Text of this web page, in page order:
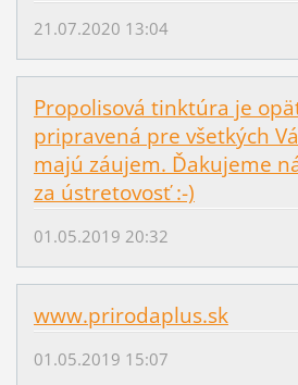
21.07.2020 13:04
Propolisová tinktúra je
pripravená pre všetkých
majú záujem. Ďakujeme
za ústretovosť :-)
01.05.2019 20:32
www.prirodaplus.sk
01.05.2019 15:07